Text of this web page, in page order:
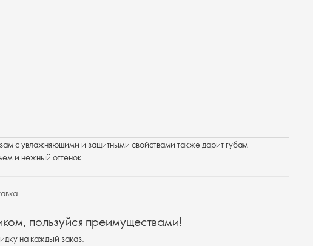
с увлажняющими и защитными свойствами также дарит губам
и нежный оттенок.
пользуйся преимуществами!
на каждый заказ.